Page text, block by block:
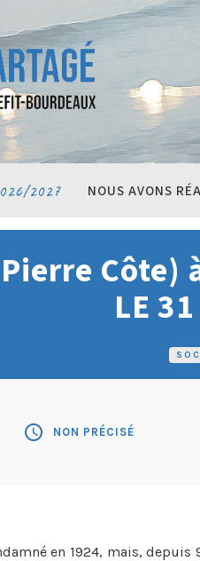
2027 NOUS AVONS
Côte)
LE
schedule NON PRÉCISÉ
en 1924, mais,